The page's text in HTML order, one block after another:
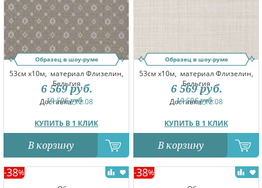
Образец в шоу-руме
53см x10м, материал Флизелин,
Бельгия
Доставка:12.08
КУПИТЬ В 1 КЛИК
10 596руб.
6 569 руб.
В корзину
Образец в шоу-руме
53см x10м, материал Флизелин,
Бельгия
Доставка:12.08
КУПИТЬ В 1 КЛИК
10 596руб.
6 569 руб.
В корзину
-38% -38%